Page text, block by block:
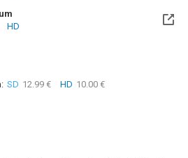
el Mié, 09 May 2029 (Quedan 2 años)
HD
SD 12.99 € HD 10.00 €